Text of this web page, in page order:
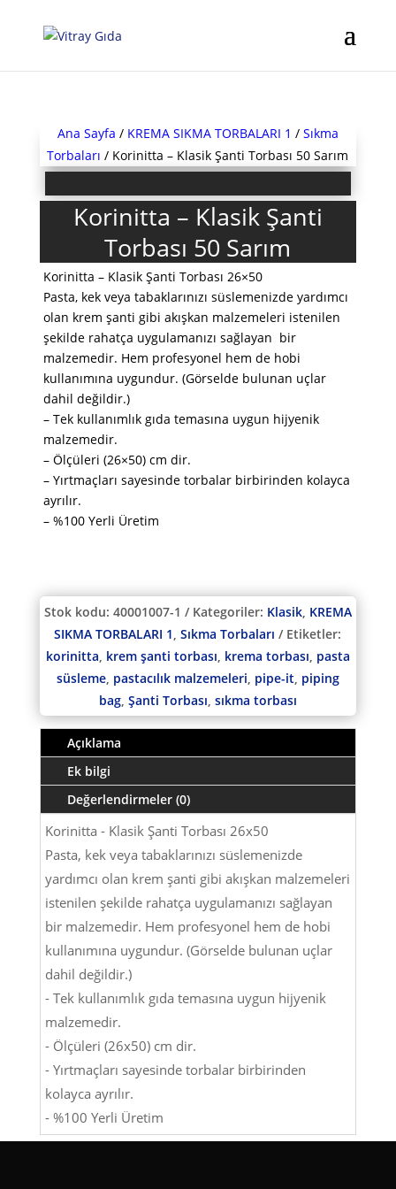
Ana Sayfa / KREMA SIKMA TORBALARI 1 / Sıkma
Torbaları / Korinitta – Klasik Şanti Torbası 50 Sarım
Korinitta – Klasik Şanti
Torbası 50 Sarım
Korinitta – Klasik Şanti Torbası 26×50
Pasta, kek veya tabaklarınızı süslemenizde yardımcı
olan krem şanti gibi akışkan malzemeleri istenilen
şekilde rahatça uygulamanızı sağlayan bir
malzemedir. Hem profesyonel hem de hobi
kullanımına uygundur. (Görselde bulunan uçlar
dahil değildir.)
– Tek kullanımlık gıda temasına uygun hijyenik
malzemedir.
– Ölçüleri (26×50) cm dir.
– Yırtmaçları sayesinde torbalar birbirinden kolayca
ayrılır.
– %100 Yerli Üretim
Stok kodu: 40001007-1 Kategoriler: Klasik, KREMA
SIKMA TORBALARI 1,Sıkma Torbaları
Etiketler:
korinitta, krem şanti torbası, krema torbası, pasta
süsleme, pastacılık malzemeleri, pipe-it, piping
bag, Şanti Torbası, sıkma torbası
Açıklama
Ek bilgi
Değerlendirmeler (0)
Korinitta - Klasik Şanti Torbası 26x50
Pasta, kek veya tabaklarınızı süslemenizde
yardımcı olan krem şanti gibi akışkan malzemeleri
istenilen şekilde rahatça uygulamanızı sağlayan
bir malzemedir. Hem profesyonel hem de hobi
kullanımına uygundur. (Görselde bulunan uçlar
dahil değildir.)
- Tek kullanımlık gıda temasına uygun hijyenik
malzemedir.
- Ölçüleri (26x50) cm dir.
- Yırtmaçları sayesinde torbalar birbirinden
kolayca ayrılır.
- %100 Yerli Üretim